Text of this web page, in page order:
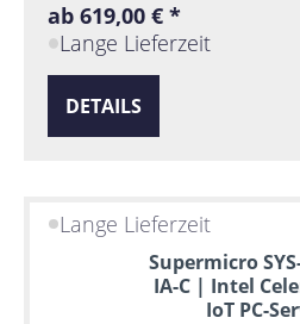
ab 619,00 € *
Lange Lieferzeit
DETAILS
Lange Lieferzeit
Supermicro
IA-C | Intel
IoT PC-